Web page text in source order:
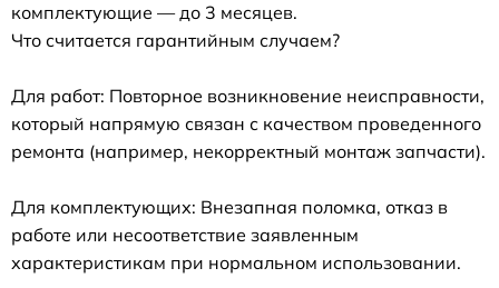
комплектующие — до 3 месяцев.
Что считается гарантийным случаем?
Для работ: Повторное возникновение неисправности,
который напрямую связан с качеством проведенного
ремонта (например, некорректный монтаж запчасти).
Для комплектующих: Внезапная поломка, отказ в
работе или несоответствие заявленным
характеристикам при нормальном использовании.